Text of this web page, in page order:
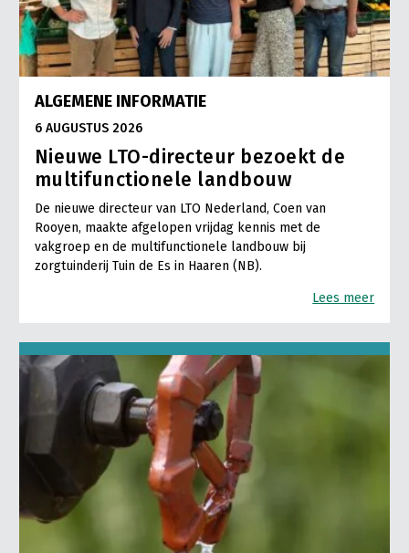
ALGEMENE INFORMATIE
6 AUGUSTUS 2026
Nieuwe LTO-directeur bezoekt de
multifunctionele landbouw
De nieuwe directeur van LTO Nederland, Coen van
Rooyen, maakte afgelopen vrijdag kennis met de
vakgroep en de multifunctionele landbouw bij
zorgtuinderij Tuin de Es in Haaren (NB).
Lees meer